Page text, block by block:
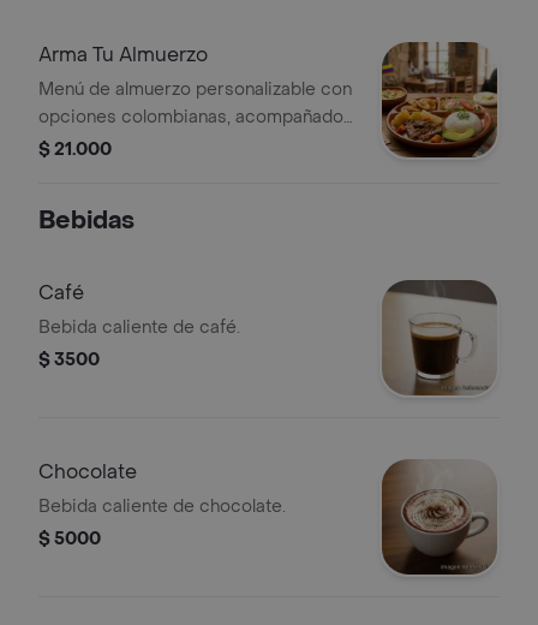
Arma Tu Almuerzo
Menú de almuerzo personalizable con
opciones colombianas, acompañado
de tajadas de plátano maduro.
$ 21.000
Bebidas
Café
Bebida caliente de café.
$ 3500
Chocolate
Bebida caliente de chocolate.
$ 5000